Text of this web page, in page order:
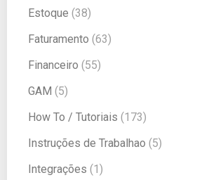
Estoque (38)
Faturamento (63)
Financeiro (55)
GAM (5)
How To / Tutoriais (173)
Instruções de Trabalhao (5)
Integrações (1)